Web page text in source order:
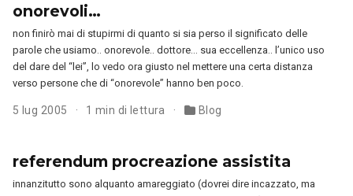
onorevoli…
non finirò mai di stupirmi di quanto si sia perso il significato delle
parole che usiamo.. onorevole.. dottore… sua eccellenza.. l’unico uso
del dare del “lei”, lo vedo ora giusto nel mettere una certa distanza
verso persone che di “onorevole” hanno ben poco.
5 lug 2005 1 min di lettura Blog
referendum procreazione assistita
innanzitutto sono alquanto amareggiato (dovrei dire incazzato, ma